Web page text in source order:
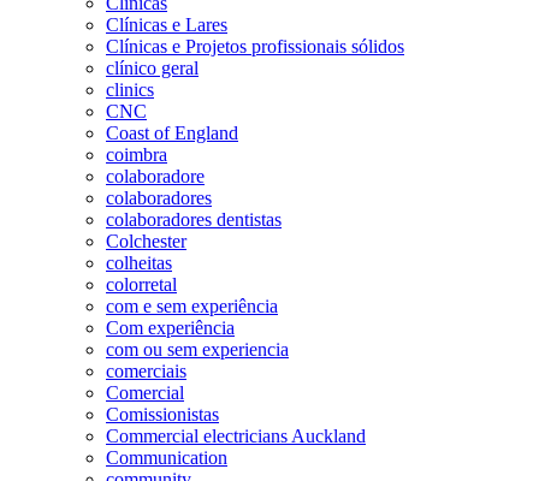
Clínicas e Lares
Clínicas e Projetos profissionais sólidos
clínico geral
clinics
CNC
Coast of England
coimbra
colaboradore
colaboradores
colaboradores dentistas
Colchester
colheitas
colorretal
com e sem experiência
Com experiência
com ou sem experiencia
comerciais
Comercial
Comissionistas
Commercial electricians Auckland
Communication